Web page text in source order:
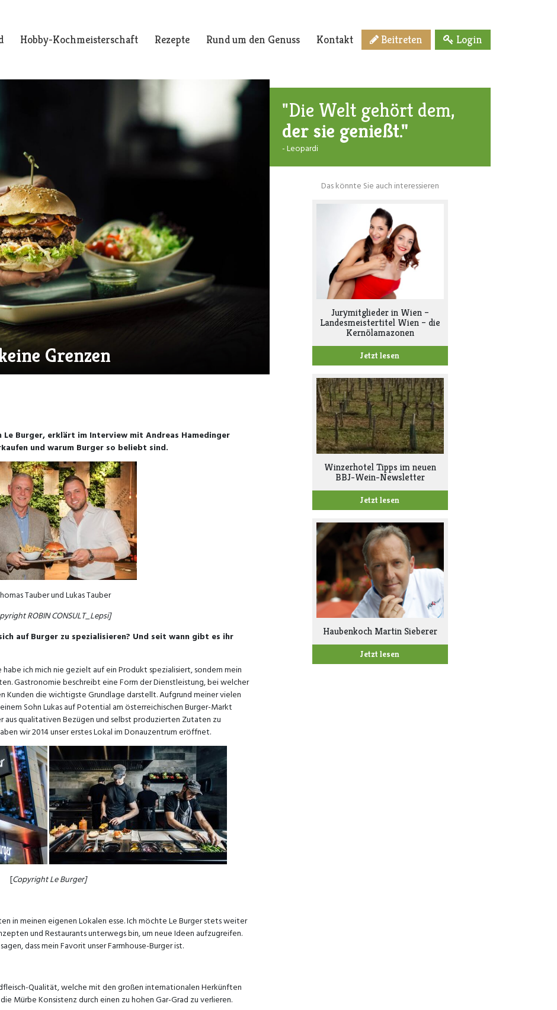
Hobby-Kochmeisterschaft Rezepte Rund um den Genuss Kontakt Beitreten Login
Grenzen
Le Burger, erklärt im Interview mit Andreas Hamedinger
und warum Burger so beliebt sind.
Tauber und Lukas Tauber
ROBIN CONSULT_Lepsi]
auf Burger zu spezialisieren? Und seit wann gibt es ihr
ich mich nie gezielt auf ein Produkt spezialisiert, sondern mein
Gastronomie beschreibt eine Form der Dienstleistung, bei welcher
Kunden die wichtigste Grundlage darstellt. Aufgrund meiner vielen
Sohn Lukas auf Potential am österreichischen Burger-Markt
aus qualitativen Bezügen und selbst produzierten Zutaten zu
wir 2014 unser erstes Lokal im Donauzentrum eröffnet.
[Copyright Le Burger]
in meinen eigenen Lokalen esse. Ich möchte Le Burger stets weiter
und Restaurants unterwegs bin, um neue Ideen aufzugreifen.
dass mein Favorit unser Farmhouse-Burger ist.
Qualität, welche mit den großen internationalen Herkünften
Mürbe Konsistenz durch einen zu hohen Gar-Grad zu verlieren.
"Die Welt gehört dem,
der sie genießt."
- Leopardi
Das könnte Sie auch interessieren
Jurymitglieder in Wien –
Landesmeistertitel Wien – die
Kernölamazonen
Jetzt lesen
Winzerhotel Tipps im neuen
BBJ-Wein-Newsletter
Jetzt lesen
Haubenkoch Martin Sieberer
Jetzt lesen